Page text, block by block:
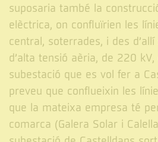
suposaria també la
elèctrica, on confluïrien les
central, soterrades, i des
d’alta tensió aèria, de 220
subestació que es vol fer a
preveu que conflueixin les
que la mateixa empresa té
comarca (Galera Solar i